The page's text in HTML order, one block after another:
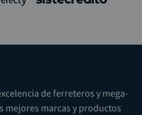
de ferreteros y mega-
mejores marcas y productos